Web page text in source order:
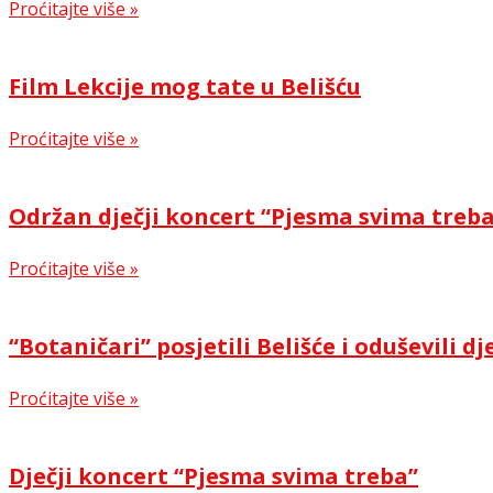
Proćitajte više »
Film Lekcije mog tate u Belišću
Proćitajte više »
Održan dječji koncert “Pjesma svima
Proćitajte više »
“Botaničari” posjetili Belišće i oduševili
Proćitajte više »
Dječji koncert “Pjesma svima treba”